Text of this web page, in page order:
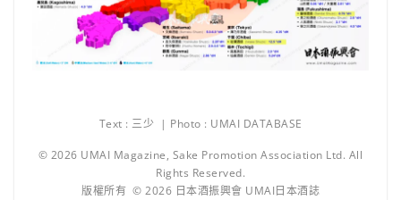
Text : 三少 | Photo : UMAI DATABASE
© 2026 UMAI Magazine, Sake Promotion Association Ltd. All
Rights Reserved.
版權所有 © 2026 日本酒振興會 UMAI日本酒誌